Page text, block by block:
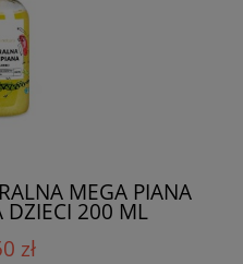
MEGA PIANA
DZIECI 200 ML
zł